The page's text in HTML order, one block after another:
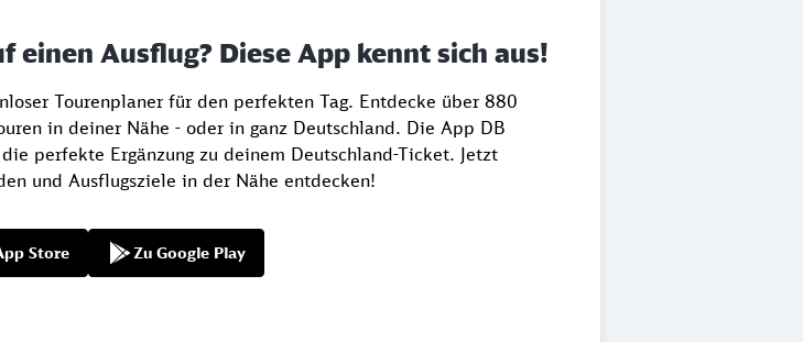
einen Ausflug? Diese App kennt sich aus!
Tourenplaner für den perfekten Tag. Entdecke über 880
in deiner Nähe - oder in ganz Deutschland. Die App DB
perfekte Ergänzung zu deinem Deutschland-Ticket. Jetzt
und Ausflugsziele in der Nähe entdecken!
Store Zu Google Play